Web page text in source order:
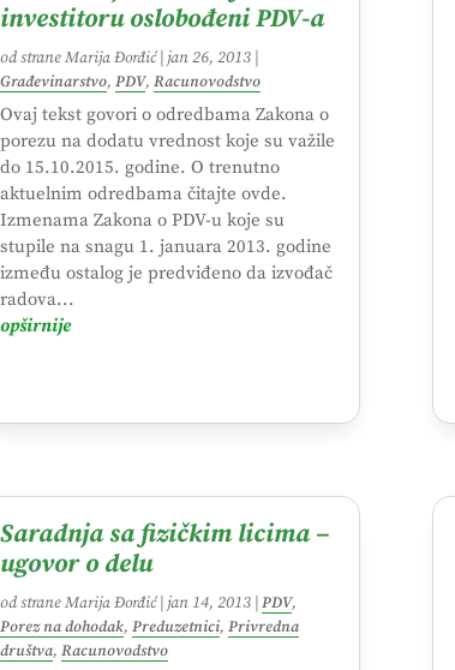
investitoru oslobođeni PDV-a
od straneMarija Đorđić| jan 26, 2013|
Građevinarstvo, PDV, Racunovodstvo
Ovaj tekst govori o odredbama Zakona o
porezu na dodatu vrednost koje su važile
do 15.10.2015. godine. O trenutno
aktuelnim odredbama čitajte ovde.
Izmenama Zakona o PDV-u koje su
stupile na snagu 1. januara 2013. godine
između ostalog je predviđeno da izvođač
radova...
opširnije
Saradnja sa fizičkim licima –
ugovor o delu
od straneMarija Đorđić| jan 14, 2013| PDV,
Porez na dohodak, Preduzetnici, Privredna
društva, Racunovodstvo